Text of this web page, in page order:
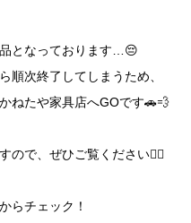
となっております…😔
順次終了してしまうため、
ねたや家具店へGOです🚗💨
ので、ぜひご覧ください💁‍♀️
らチェック！